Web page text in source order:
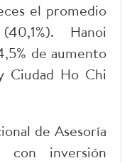
el promedio
Hanoi
de aumento
Ciudad Ho Chi
de Asesoría
con inversión